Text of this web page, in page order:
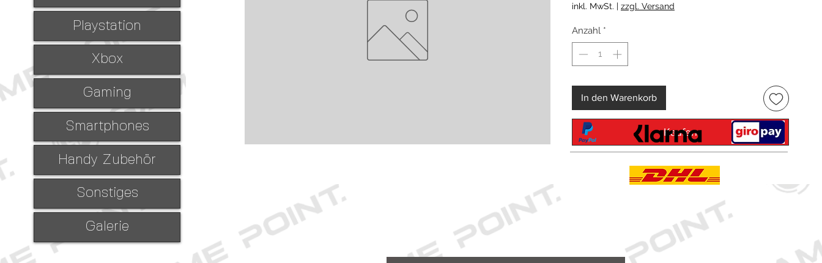
Playstation
Xbox
Gaming
Smartphones
Handy Zubehör
Sonstiges
Galerie
inkl. MwSt. | zzgl. Versand
Anzahl *
In den Warenkorb
Kaufen